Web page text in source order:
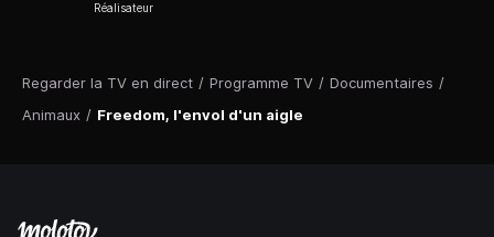
Regarder la TV en direct / Programme TV / Documentaires /
Animaux / Freedom, l'envol d'un aigle
Réalisateur